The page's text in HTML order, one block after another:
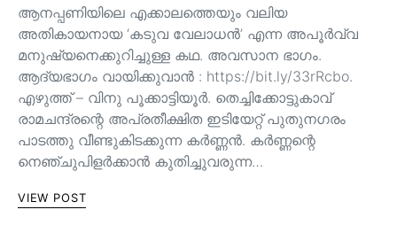
ആനപ്പണിയിലെ എക്കാലത്തെയും വലിയ
അതികായനായ ‘കടുവ വേലാധൻ’ എന്ന അപൂർവ്വ
മനുഷ്യനെക്കുറിച്ചുള്ള കഥ. അവസാന ഭാഗം.
ആദ്യഭാഗം വായിക്കുവാൻ : https://bit.ly/33rRcbo.
എഴുത്ത് – വിനു പൂക്കാട്ടിയൂർ. തെച്ചിക്കോട്ടുകാവ്
രാമചന്ദ്രന്റെ അപ്രതീക്ഷിത ഇടിയേറ്റ് പുതുനഗരം
പാടത്തു വീണ്ടുകിടക്കുന്ന കർണ്ണൻ. കർണ്ണന്റെ
നെഞ്ചുപിളർക്കാൻ കുതിച്ചുവരുന്ന…
VIEW POST